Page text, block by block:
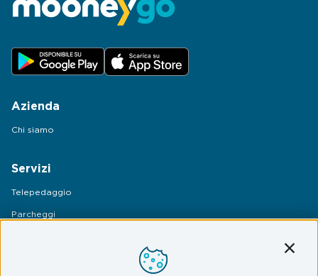
Azienda
Chi siamo
Servizi
Telepedaggio
Parcheggi